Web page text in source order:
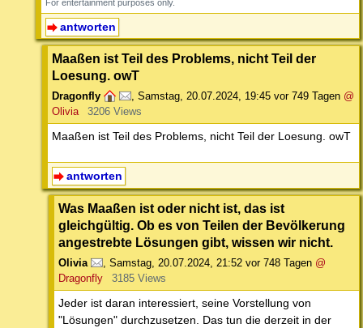
For entertainment purposes only.
antworten
Maaßen ist Teil des Problems, nicht Teil der
Loesung. owT
Dragonfly , Samstag, 20.07.2024, 19:45 vor 749 Tagen @
Olivia
3206 Views
Maaßen ist Teil des Problems, nicht Teil der Loesung. owT
antworten
Was Maaßen ist oder nicht ist, das ist
gleichgültig. Ob es von Teilen der Bevölkerung
angestrebte Lösungen gibt, wissen wir nicht.
Olivia , Samstag, 20.07.2024, 21:52 vor 748 Tagen @
Dragonfly
3185 Views
Jeder ist daran interessiert, seine Vorstellung von
"Lösungen" durchzusetzen. Das tun die derzeit in der